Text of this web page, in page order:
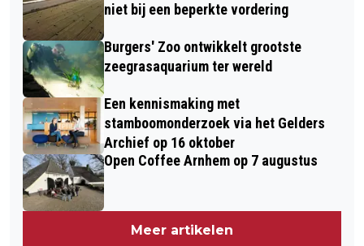
niet bij een beperkte vordering
Burgers' Zoo ontwikkelt grootste
zeegrasaquarium ter wereld
Een kennismaking met
stamboomonderzoek via het Gelders
Archief op 16 oktober
Open Coffee Arnhem op 7 augustus
Meer artikelen